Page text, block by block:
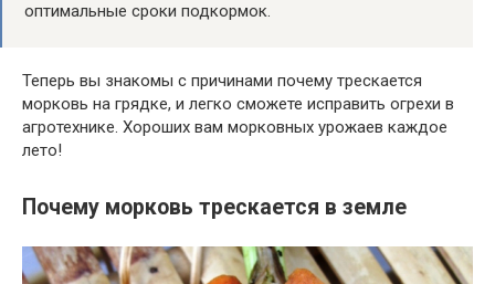
оптимальные сроки подкормок.
Теперь вы знакомы с причинами почему трескается
морковь на грядке, и легко сможете исправить огрехи в
агротехнике. Хороших вам морковных урожаев каждое
лето!
Почему морковь трескается в земле